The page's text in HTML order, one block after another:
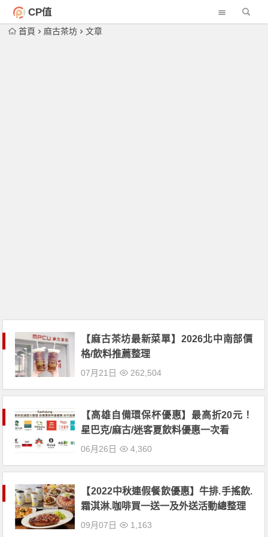
CP值
首頁 麻古茶坊 文章
【麻古茶坊最新菜單】2026北中南部價
格/飲料推薦整理
07月21日 262,504
【高雄自備環保杯優惠】最高折20元！
星巴克/麻古/迷客夏飲料優惠一次看
06月26日 4,360
【2022中秋連假餐飲優惠】牛排.手搖飲.
霜淇淋.咖啡買一送一及外送活動總整理
09月07日 1,163